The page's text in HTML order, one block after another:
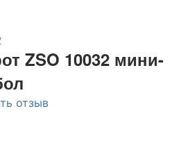
ZSO 10032 мини-
отзыв